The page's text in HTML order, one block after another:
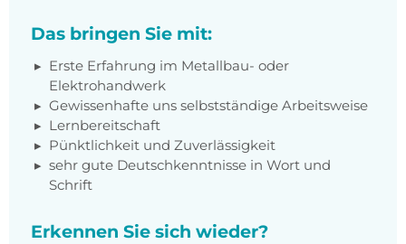
Das bringen Sie mit:
Erste Erfahrung im Metallbau- oder
Elektrohandwerk
Gewissenhafte uns selbstständige Arbeitsweise
Lernbereitschaft
Pünktlichkeit und Zuverlässigkeit
sehr gute Deutschkenntnisse in Wort und
Schrift
Erkennen Sie sich wieder?